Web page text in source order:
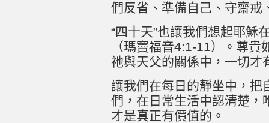
們反省、準備自己、守齋戒
“四十天”也讓我們想起耶穌
（瑪竇福音4:1-11）。尊
祂與天父的關係中，一切才
讓我們在每日的靜坐中，把
們，在日常生活中認清楚，
才是真正有價值的。